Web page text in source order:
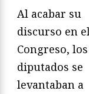
Al acabar su
discurso en el
Congreso, los
diputados se
levantaban a